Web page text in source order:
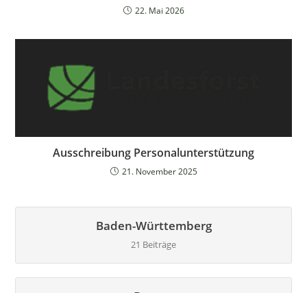
22. Mai 2026
Ausschreibung Personalunterstützung
21. November 2025
Baden-Württemberg
21 Beiträge